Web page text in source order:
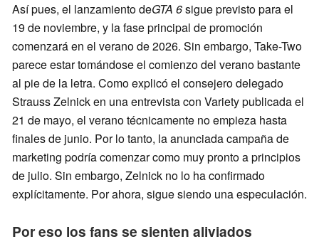
Así pues, el lanzamiento deGTA 6sigue previsto para el
19 de noviembre, y la fase principal de promoción
comenzará en el verano de 2026. Sin embargo, Take-Two
parece estar tomándose el comienzo del verano bastante
al pie de la letra. Como explicó el consejero delegado
Strauss Zelnick en una entrevista con Variety publicada el
21 de mayo, el verano técnicamente no empieza hasta
finales de junio. Por lo tanto, la anunciada campaña de
marketing podría comenzar como muy pronto a principios
de julio. Sin embargo, Zelnick no lo ha confirmado
explícitamente. Por ahora, sigue siendo una especulación.
Por eso los fans se sienten aliviados